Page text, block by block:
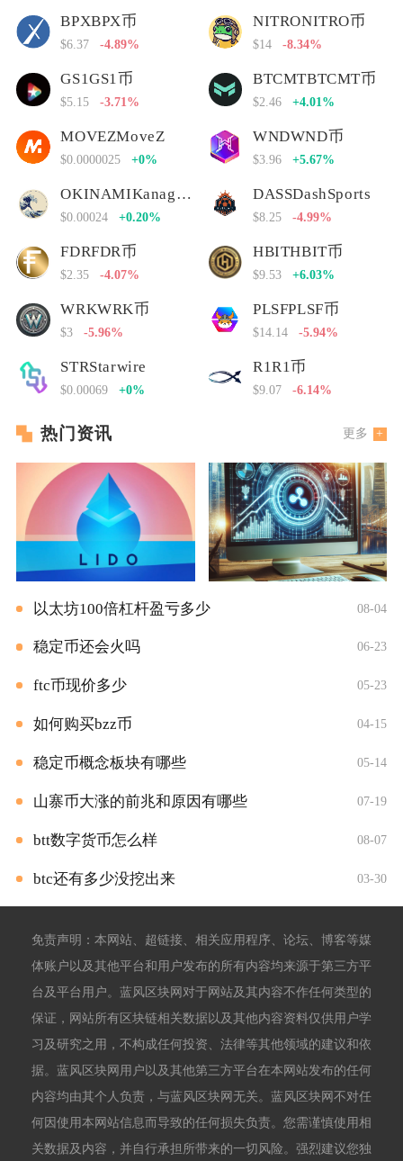
BPXBPX币
$6.37 -4.89%
NITRONITRO币
$14 -8.34%
GS1GS1币
$5.15 -3.71%
BTCMTBTCMT币
$2.46 +4.01%
MOVEZMoveZ
$0.0000025 +0%
WNDWND币
$3.96 +5.67%
OKINAMIKanagawa Nami
$0.00024 +0.20%
DASSDashSports
$8.25 -4.99%
FDRFDR币
$2.35 -4.07%
HBITHBIT币
$9.53 +6.03%
WRKWRK币
$3 -5.96%
PLSFPLSF币
$14.14 -5.94%
STRStarwire
$0.00069 +0%
R1R1币
$9.07 -6.14%
热门资讯 更多
以太坊100倍杠杆盈亏多少 08-04
稳定币还会火吗 06-23
ftc币现价多少 05-23
如何购买bzz币 04-15
稳定币概念板块有哪些 05-14
山寨币大涨的前兆和原因有哪些 07-19
btt数字货币怎么样 08-07
btc还有多少没挖出来 03-30
免责声明：本网站、超链接、相关应用程序、论坛、博客等媒
体账户以及其他平台和用户发布的所有内容均来源于第三方平
台及平台用户。蓝风区块网对于网站及其内容不作任何类型的
保证，网站所有区块链相关数据以及其他内容资料仅供用户学
习及研究之用，不构成任何投资、法律等其他领域的建议和依
据。蓝风区块网用户以及其他第三方平台在本网站发布的任何
内容均由其个人负责，与蓝风区块网无关。蓝风区块网不对任
何因使用本网站信息而导致的任何损失负责。您需谨慎使用相
关数据及内容，并自行承担所带来的一切风险。强烈建议您独